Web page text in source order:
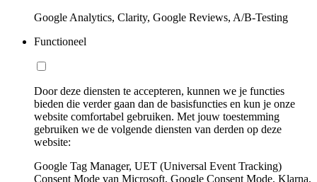
Google Analytics, Clarity, Google Reviews, A/B-Testing
Functioneel
Door deze diensten te accepteren, kunnen we je functies
bieden die verder gaan dan de basisfuncties en kun je onze
website comfortabel gebruiken. Met jouw toestemming
gebruiken we de volgende diensten van derden op deze
website:
Google Tag Manager, UET (Universal Event Tracking)
Consent Mode van Microsoft, Google Consent Mode, Klarna,